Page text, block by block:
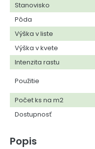
Stanovisko
Pôda
Výška v liste
Výška v kvete
Intenzita rastu
Použitie
Počet ks na m2
Dostupnosť
Popis